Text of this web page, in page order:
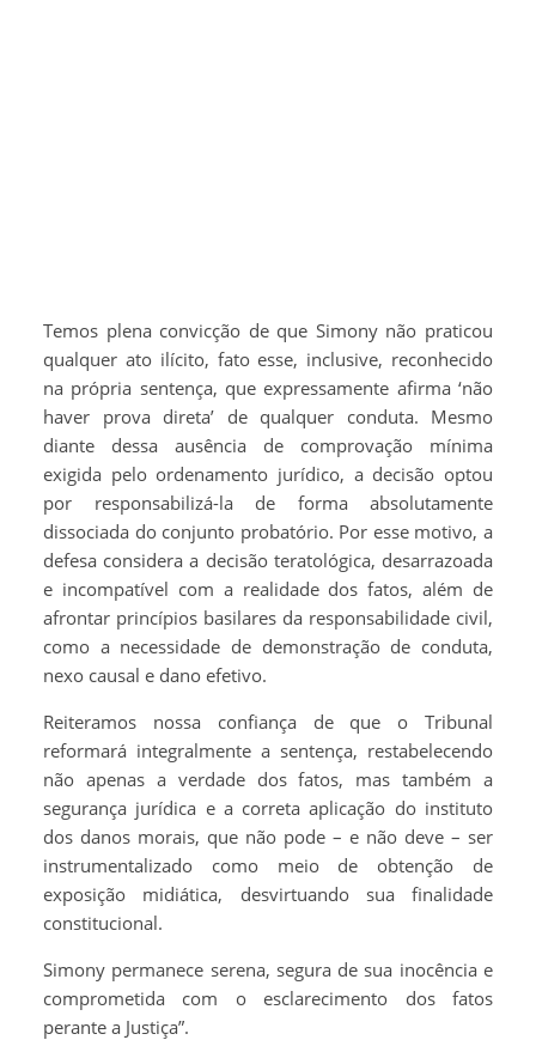
Temos plena convicção de que Simony não praticou
qualquer ato ilícito, fato esse, inclusive, reconhecido
na própria sentença, que expressamente afirma ‘não
haver prova direta’ de qualquer conduta. Mesmo
diante dessa ausência de comprovação mínima
exigida pelo ordenamento jurídico, a decisão optou
por responsabilizá-la de forma absolutamente
dissociada do conjunto probatório. Por esse motivo, a
defesa considera a decisão teratológica, desarrazoada
e incompatível com a realidade dos fatos, além de
afrontar princípios basilares da responsabilidade civil,
como a necessidade de demonstração de conduta,
nexo causal e dano efetivo.
Reiteramos nossa confiança de que o Tribunal
reformará integralmente a sentença, restabelecendo
não apenas a verdade dos fatos, mas também a
segurança jurídica e a correta aplicação do instituto
dos danos morais, que não pode – e não deve – ser
instrumentalizado como meio de obtenção de
exposição midiática, desvirtuando sua finalidade
constitucional.
Simony permanece serena, segura de sua inocência e
comprometida com o esclarecimento dos fatos
perante a Justiça”.